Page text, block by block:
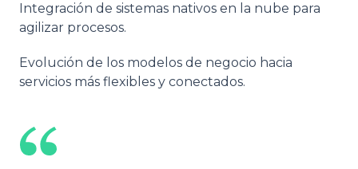
Integración de sistemas nativos en la nube para
agilizar procesos.
Evolución de los modelos de negocio hacia
servicios más flexibles y conectados.